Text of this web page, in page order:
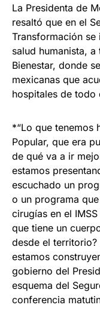
La Presidenta de
resaltó que en el
Transformación se
salud humanista, a
Bienestar, donde
mexicanas que
hospitales de todo
*“Lo que tenemos
Popular, que era
de qué va a ir
estamos
escuchado un
o un programa
cirugías en el
que tiene un
desde el
estamos
gobierno del
esquema del
conferencia